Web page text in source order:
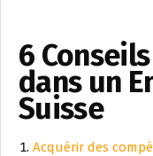
6
dans un
Suisse
Acquérir des